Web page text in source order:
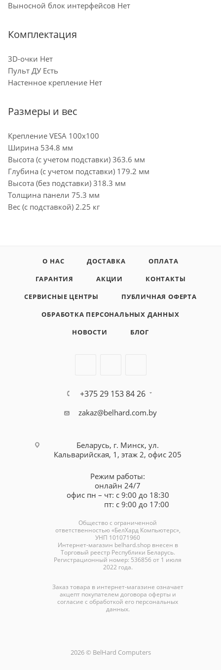
Выносной блок интерфейсов Нет
Комплектация
3D-очки Нет
Пульт ДУ Есть
Настенное крепление Нет
Размеры и вес
Крепление VESA 100x100
Ширина 534.8 мм
Высота (с учетом подставки) 363.6 мм
Глубина (с учетом подставки) 179.2 мм
Высота (без подставки) 318.3 мм
Толщина панели 75.3 мм
Вес (с подставкой) 2.25 кг
О НАС ДОСТАВКА
ОПЛАТА
ГАРАНТИЯ
АКЦИИ
КОНТАКТЫ
СЕРВИСНЫЕ ЦЕНТРЫ
ПУБЛИЧНАЯ ОФЕРТА
ОБРАБОТКА ПЕРСОНАЛЬНЫХ ДАННЫХ
НОВОСТИ
БЛОГ
+375 29 153 84 26
zakaz@belhard.com.by
Беларусь, г. Минск, ул.
Кальварийская, 1, этаж 2, офис 205
Режим работы:
онлайн 24/7
офис пн – чт: с 9:00 до 18:30
пт: с 9:00 до 17:00
Общество с ограниченной
ответственностью «БелХард Компьютерс»,
УНП 101071960
Интернет-магазин belhard.shopвнесен в
Торговый реестр Республики Беларусь.
Регистрационный номер: 536856 от 1 июля
2022 года.
Заказ товара в интернет-магазине означает
акцепт покупателем договора оферты и
согласие с обработкой его персональных
данных.
2026 © BelHard Computers